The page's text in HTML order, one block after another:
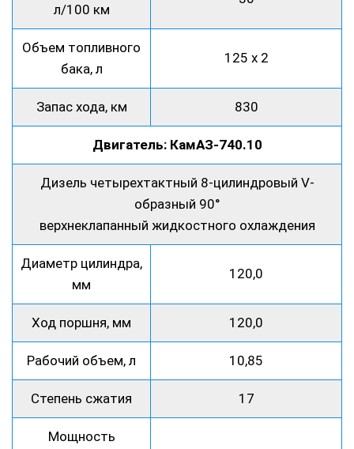
л/100 км
Объем топливного
бака, л
125 х 2
Запас хода, км 830
Двигатель: КамАЗ-740.10
Дизель четырехтактный 8-цилиндровый V-
образный 90°
верхнеклапанный жидкостного охлаждения
Диаметр цилиндра,
мм
120,0
Ход поршня, мм 120,0
Рабочий объем, л 10,85
Степень сжатия 17
Мощность